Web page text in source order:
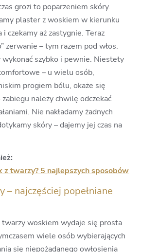
grozi to poparzeniem skóry.
plaster z woskiem w kierunku
czekamy aż zastygnie. Teraz
zerwanie – tym razem pod włos.
wykonać szybko i pewnie. Niestety
– u wielu osób,
progiem bólu, okaże się
należy chwilę odczekać
Nie nakładamy żadnych
skóry – dajemy jej czas na
z twarzy? 5 najlepszych sposobów
– najczęściej popełniane
twarzy woskiem wydaje się prosta
wiele osób wybierających
się niepożądanego owłosienia